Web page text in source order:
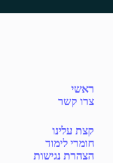
ראשי
צרו קשר
קצת עלינו
חומרי לימוד
הצהרת נגישות